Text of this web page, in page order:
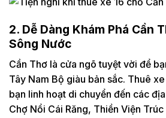
2. Dễ Dàng Khám Phá Cần
Sông Nước
Cần Thơ là cửa ngõ tuyệt vời để
Tây Nam Bộ giàu bản sắc. Thuê
bạn linh hoạt di chuyển đến các
Chợ Nổi Cái Răng, Thiền Viện